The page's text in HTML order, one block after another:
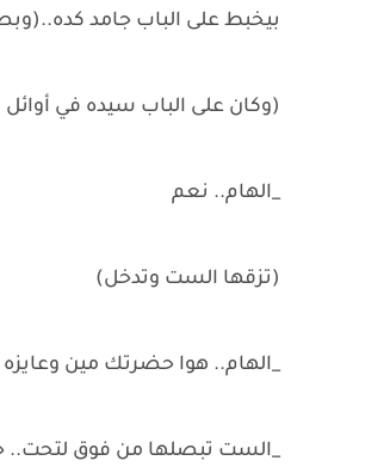
بيخبط على الباب جامد
(وكان على الباب سيده في أوائل
_الهام.. نعم
(تزقها الست وتدخل)
_الهام.. هوا حضرتك مين وعايزه
_الست تبصلها من فوق لتحت..